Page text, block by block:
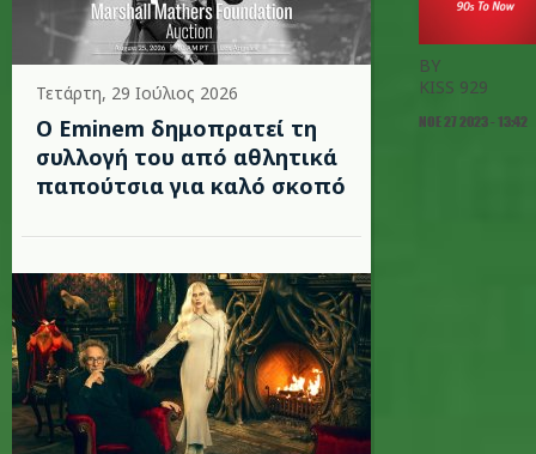
Τετάρτη, 29 Ιούλιος 2026
Ο Eminem δημοπρατεί τη
συλλογή του από αθλητικά
παπούτσια για καλό σκοπό
BY
KISS 929
ΝΟΕ 27 2023 - 13:42